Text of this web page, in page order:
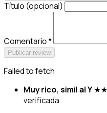
Título (opcional)
Comentario *
Publicar review
Failed to fetch
Muy rico, simil al Y
verificada